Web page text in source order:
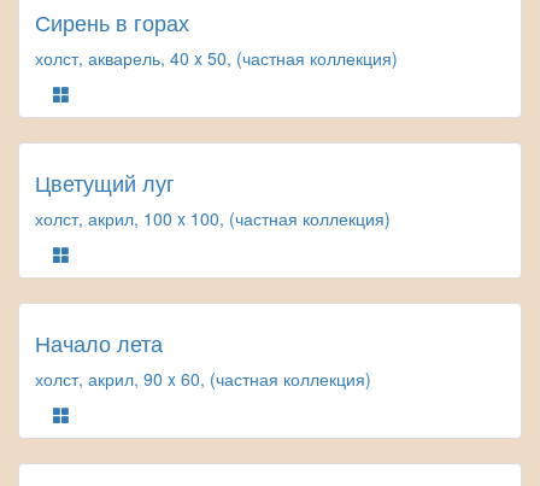
Сирень в горах
холст, акварель, 40 x 50, (частная коллекция)
Цветущий луг
холст, акрил, 100 x 100, (частная коллекция)
Начало лета
холст, акрил, 90 x 60, (частная коллекция)